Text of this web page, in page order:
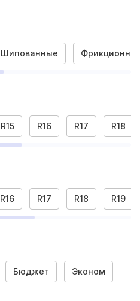
Шипованные
R15 R16 R17 R18
R16 R17 R18 R19
Бюджет Эконом